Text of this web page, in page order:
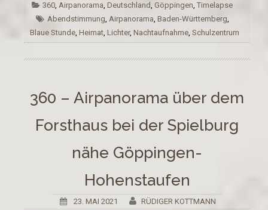
360,Airpanorama,Deutschland,Göppingen,Timelapse
Abendstimmung, Airpanorama, Baden-Württemberg,
Blaue Stunde, Heimat, Lichter, Nachtaufnahme, Schulzentrum
360 – Airpanorama über dem
Forsthaus bei der Spielburg
nähe Göppingen-
Hohenstaufen
23. MAI 2021 RÜDIGER KOTTMANN